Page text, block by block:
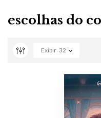
escolhas do
Exibir 32